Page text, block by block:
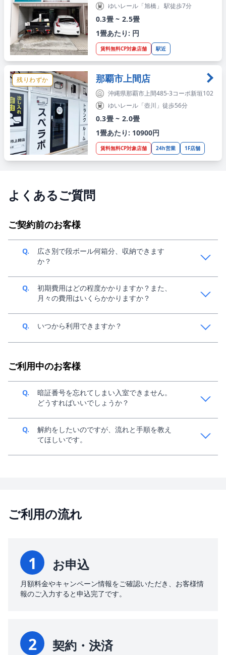
ゆいレール「旭橋」 駅徒歩7分
0.3畳 ~ 2.5畳
1畳あたり: 円
賃料無料CP対象店舗 駅近
残りわずか 那覇市上間店
沖縄県那覇市上間485-3コーポ新垣102
ゆいレール「壺川」徒歩56分
0.3畳 ~ 2.0畳
1畳あたり: 10900円
賃料無料CP対象店舗 24h営業 1F店舗
よくあるご質問
ご契約前のお客様
Q.
広さ別で段ボール何箱分、収納できます
か？
A.
中身によって変動してきますが、目安1畳で140サイズ
段ボール、約36個分収納可能です。収納イメージは、
Q.
初期費用はどの程度かかりますか？また、
月々の費用はいくらかかりますか？
A.
ご利用条件によって異なるため、スペラボ新規窓口
Q. いつから利用できますか？
み・ご契約につきましては、
ご利用中のお客様
Q.
暗証番号を忘れてしまい入室できません。
どうすればいいでしょうか？
A.
約2~3営業日程度お時間をいただき、現地にて解錠作
業を行います。別途費用がかかる場合がございます。
Q.
解約をしたいのですが、流れと手順を教え
てほしいです。
ご利用の流れ
1 お申込
月額料金やキャンペーン情報をご確認いただき、お客様情
報のご入力すると申込完了です。
2 契約・決済